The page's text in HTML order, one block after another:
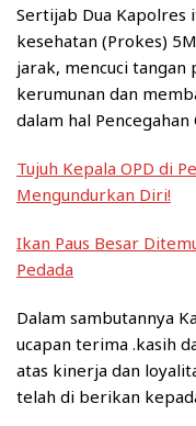
Sertijab Dua
kesehatan (Prokes)
jarak, mencuci tangan
kerumunan dan
dalam hal Pencegahan
Tujuh Kepala OPD di
Mengundurkan Diri!
Ikan Paus Besar
Pedada
Dalam sambutannya
ucapan terima .kasih
atas kinerja dan
telah di berikan